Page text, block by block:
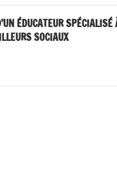
ÉDUCATEUR
SOCIAUX